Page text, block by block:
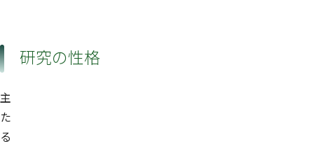
研究の性格
主
た
る